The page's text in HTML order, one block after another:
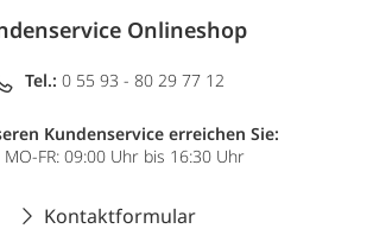
Onlineshop
Tel.: 0 55 93 - 80 29 77 12
Kundenservice erreichen Sie:
MO-FR: 09:00 Uhr bis 16:30 Uhr
Kontaktformular